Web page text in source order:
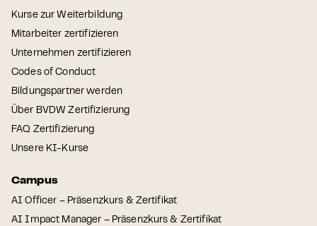
Kurse zur Weiterbildung
Mitarbeiter zertifizieren
Unternehmen zertifizieren
Codes of Conduct
Bildungspartner werden
Über BVDW Zertifizierung
FAQ Zertifizierung
Unsere KI-Kurse
Campus
AI Officer – Präsenzkurs & Zertifikat
AI Impact Manager – Präsenzkurs & Zertifikat